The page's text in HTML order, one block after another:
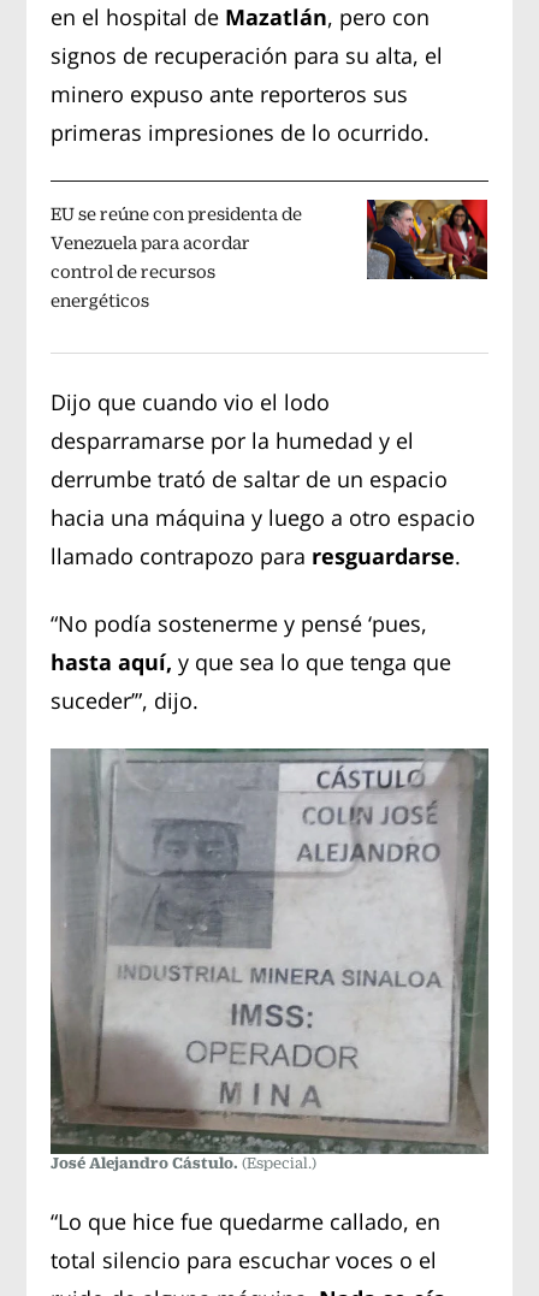
en el hospital de Mazatlán, pero con
signos de recuperación para su alta, el
minero expuso ante reporteros sus
primeras impresiones de lo ocurrido.
EU se reúne con presidenta de
Venezuela para acordar
control de recursos
energéticos
Dijo que cuando vio el lodo
desparramarse por la humedad y el
derrumbe trató de saltar de un espacio
hacia una máquina y luego a otro espacio
llamado contrapozo para resguardarse.
“No podía sostenerme y pensé ‘pues,
hasta aquí,y que sea lo que tenga que
suceder’”, dijo.
José Alejandro Cástulo.(Especial.)
“Lo que hice fue quedarme callado, en
total silencio para escuchar voces o el